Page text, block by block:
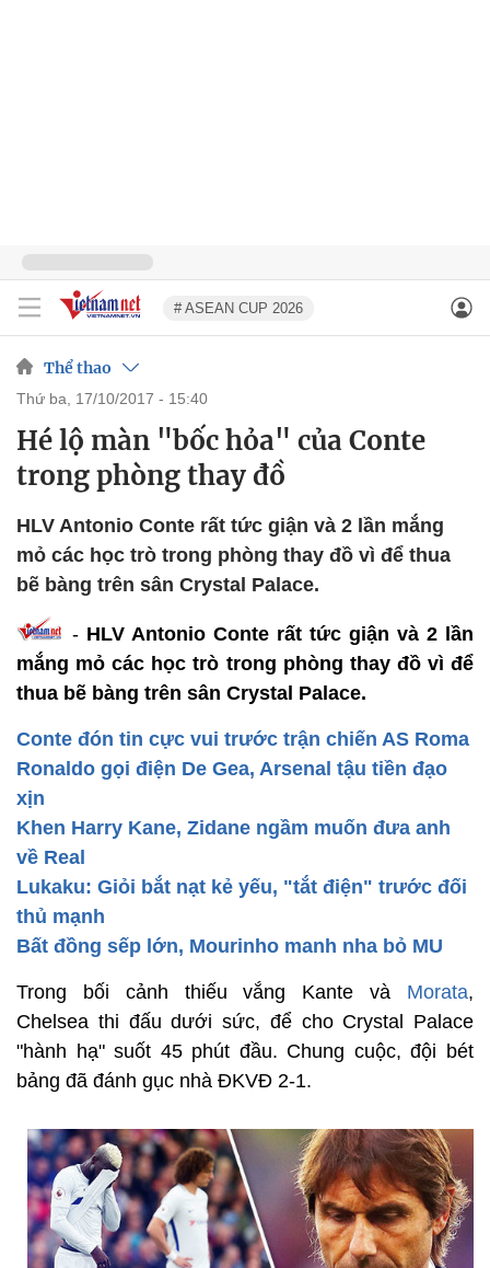
# ASEAN CUP 2026
Thể thao
thứ ba, 17/10/2017 - 15:40
Hé lộ màn "bốc hỏa" của Conte
trong phòng thay đồ
HLV Antonio Conte rất tức giận và 2 lần mắng
mỏ các học trò trong phòng thay đồ vì để thua
bẽ bàng trên sân Crystal Palace.
- HLV Antonio Conte rất tức giận và 2 lần
mắng mỏ các học trò trong phòng thay đồ vì để
thua bẽ bàng trên sân Crystal Palace.
Conte đón tin cực vui trước trận chiến AS Roma
Ronaldo gọi điện De Gea, Arsenal tậu tiền đạo
xịn
Khen Harry Kane, Zidane ngầm muốn đưa anh
về Real
Lukaku: Giỏi bắt nạt kẻ yếu, "tắt điện" trước đối
thủ mạnh
Bất đồng sếp lớn, Mourinho manh nha bỏ MU
Trong bối cảnh thiếu vắng Kante và Morata,
Chelsea thi đấu dưới sức, để cho Crystal Palace
"hành hạ" suốt 45 phút đầu. Chung cuộc, đội bét
bảng đã đánh gục nhà ĐKVĐ 2-1.